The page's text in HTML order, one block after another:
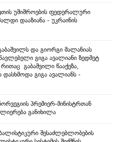
უშიშროების ფედერალური
დააზიანა - უკრაინის
და გიორგი მალანიას
გიგა ავალიანი ზედმეტ
გაბაშვილი წააქეზა,
გიგა ავალიანს -
პრემიერ-მინისტრთან
განიხილა
შესაძლებლობების